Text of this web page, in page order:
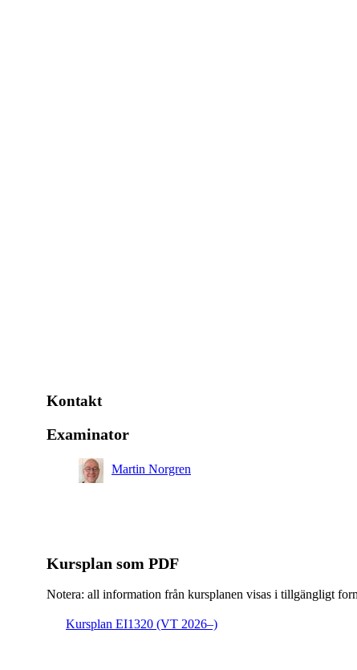
Kontakt
Examinator
Martin Norgren
Kursplan som PDF
Notera: all information från kursplanen visas i tillgängligt
Kursplan EI1320 (VT 2026–)